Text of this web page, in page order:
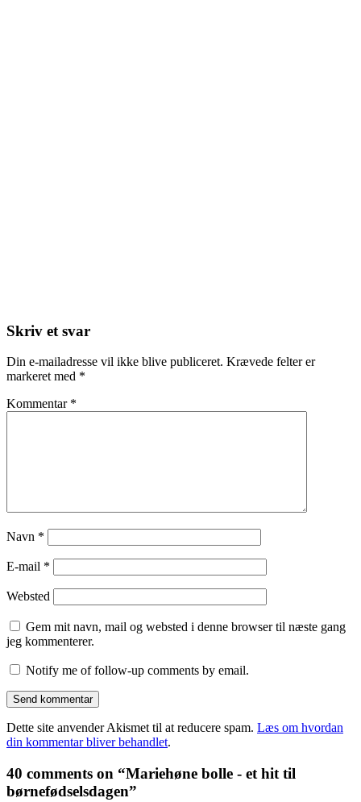
Skriv et svar
Din e-mailadresse vil ikke blive publiceret. Krævede felter er
markeret med *
Kommentar *
Navn *
E-mail *
Websted
Gem mit navn, mail og websted i denne browser til næste gang
jeg kommenterer.
Notify me of follow-up comments by email.
Dette site anvender Akismet til at reducere spam. Læs om hvordan
din kommentar bliver behandlet.
40 comments on “Mariehøne bolle - et hit til
børnefødselsdagen”